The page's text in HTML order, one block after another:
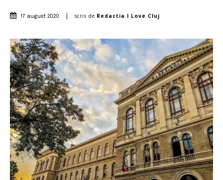
17 august 2020 scris de Redactia I Love Cluj